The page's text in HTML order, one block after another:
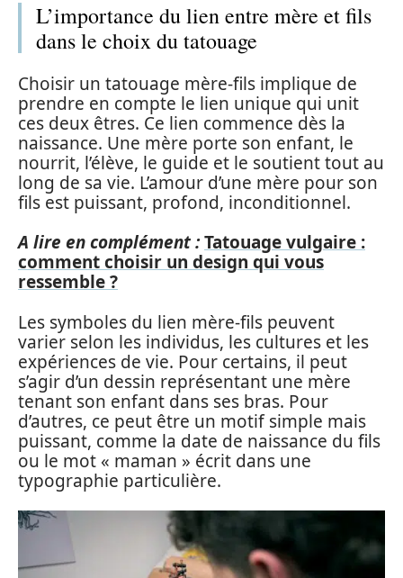
L’importance du lien entre mère et fils
dans le choix du tatouage
Choisir un tatouage mère-fils implique de
prendre en compte le lien unique qui unit
ces deux êtres. Ce lien commence dès la
naissance. Une mère porte son enfant, le
nourrit, l’élève, le guide et le soutient tout au
long de sa vie. L’amour d’une mère pour son
fils est puissant, profond, inconditionnel.
A lire en complément :Tatouage vulgaire :
comment choisir un design qui vous
ressemble ?
Les symboles du lien mère-fils peuvent
varier selon les individus, les cultures et les
expériences de vie. Pour certains, il peut
s’agir d’un dessin représentant une mère
tenant son enfant dans ses bras. Pour
d’autres, ce peut être un motif simple mais
puissant, comme la date de naissance du fils
ou le mot « maman » écrit dans une
typographie particulière.